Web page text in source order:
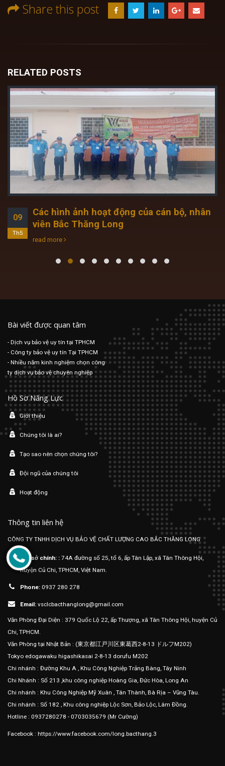
Share this post
RELATED POSTS
09
Th5
Các hình ảnh hoạt động của cán bộ, nhân
viên Bắc Thăng Long
read more
Bài viết được quan tâm
- Dịch vụ bảo vệ uy tín tại TPHCM
- Công ty bảo vệ uy tín Tại TPHCM
- Nhiều năm kinh nghiệm chọn công
ty dịch vụ bảo vệ chuyên nghiệp
Hồ Sơ Năng Lực
Giới thiệu
Chúng tôi là ai?
Tạo sao nên chọn chúng tôi?
Đội ngũ của chúng tôi
Hoạt động
Thông tin liên hệ
CÔNG TY TNHH DỊCH VỤ BẢO VỆ CHẤT LƯỢNG CAO BẮC THĂNG LONG
Trụ sở chính: : 74A đường số 25, tổ 6, ấp Tân Lập, xã Tân Thông Hội,
huyện Củ Chi, TPHCM, Việt Nam.
Phone: 0937 280 278
Email: vsclcbacthanglong@gmail.com
Văn Phòng Đại Diện : 379 Quốc Lộ 22, ấp Thượng, xã Tân Thông Hội, huyện Củ
Chi, TPHCM.
Văn Phòng tại Nhật Bản : (東京都江戸川区東葛西2-8-13 ドルフM202)
Tokyo edogawaku higashikasai 2-8-13 dorufu M202
Chi nhánh : Đường Khu A , Khu Công Nghiệp Trảng Bàng, Tây Ninh
Chi Nhánh : Số 213 ,khu công nghiệp Hoàng Gia, Đức Hòa, Long An
Chi nhánh : Khu Công Nghiệp Mỹ Xuân , Tân Thành, Bà Rịa – Vũng Tàu.
Chi nhánh : Số 182 , Khu công nghiệp Lộc Sơn, Bảo Lộc, Lâm Đồng.
Hotline : 0937280278 - 0703035679 (Mr Cường)
Facebook : https://www.facebook.com/long.bacthang.3